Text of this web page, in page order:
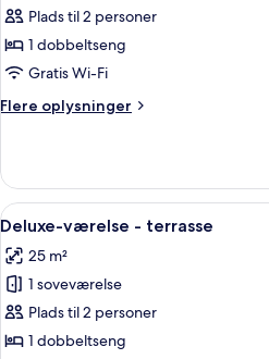
Værelse
Plads til 2 personer
1 dobbeltseng
Gratis Wi-Fi
Flere oplysninger
Flere
Indlæs
alle
billeder
af
Deluxe-
værelse
10
Deluxe-værelse - terrasse
25 m²
1 soveværelse
Plads til 2 personer
1 dobbeltseng